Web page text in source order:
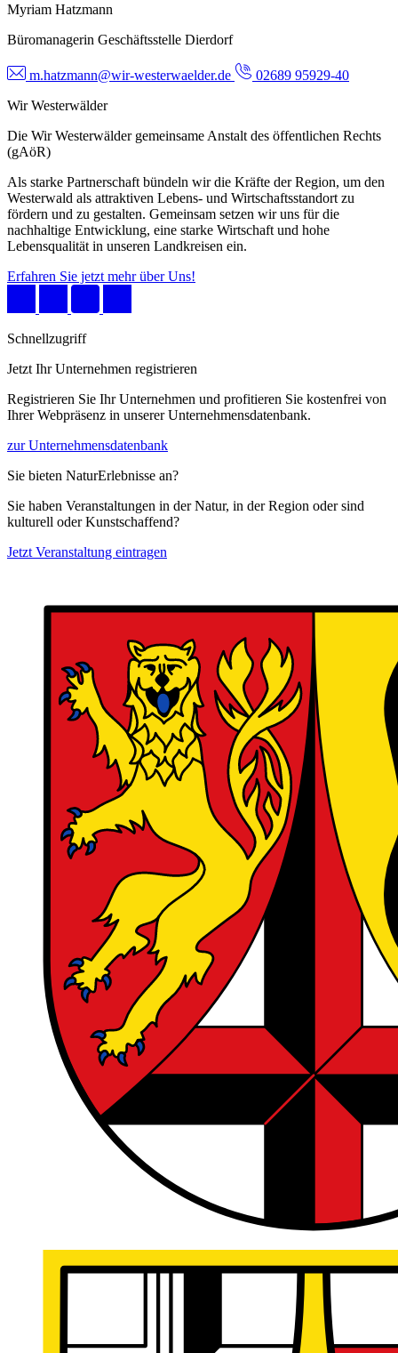
Myriam Hatzmann
Büromanagerin Geschäftsstelle Dierdorf
m.hatzmann@wir-westerwaelder.de
02689 95929-40
Wir Westerwälder
Die Wir Westerwälder gemeinsame Anstalt des öffentlichen Rechts
(gAöR)
Als starke Partnerschaft bündeln wir die Kräfte der Region, um den
Westerwald als attraktiven Lebens- und Wirtschaftsstandort zu
fördern und zu gestalten. Gemeinsam setzen wir uns für die
nachhaltige Entwicklung, eine starke Wirtschaft und hohe
Lebensqualität in unseren Landkreisen ein.
Erfahren Sie jetzt mehr über Uns!
Schnellzugriff
Jetzt Ihr Unternehmen registrieren
Registrieren Sie Ihr Unternehmen und profitieren Sie kostenfrei von
Ihrer Webpräsenz in unserer Unternehmensdatenbank.
zur Unternehmensdatenbank
Sie bieten NaturErlebnisse an?
Sie haben Veranstaltungen in der Natur, in der Region oder sind
kulturell oder Kunstschaffend?
Jetzt Veranstaltung eintragen